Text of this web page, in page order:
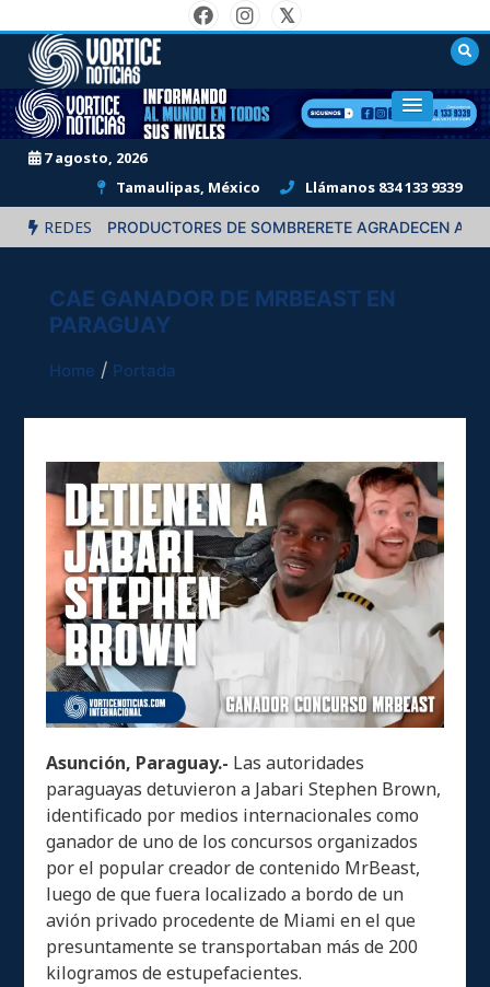
to
content
"Informando al mundo en todos sus niveles."
7 agosto, 2026
Tamaulipas, México
Llámanos 834 133 9339
REDES
PRODUCTORES DE SOMBRERETE AGRADECEN APOYOS
CAE GANADOR DE MRBEAST EN
PARAGUAY
Home Portada
Asunción, Paraguay.- Las autoridades
paraguayas detuvieron a Jabari Stephen Brown,
identificado por medios internacionales como
ganador de uno de los concursos organizados
por el popular creador de contenido MrBeast,
luego de que fuera localizado a bordo de un
avión privado procedente de Miami en el que
presuntamente se transportaban más de 200
kilogramos de estupefacientes.